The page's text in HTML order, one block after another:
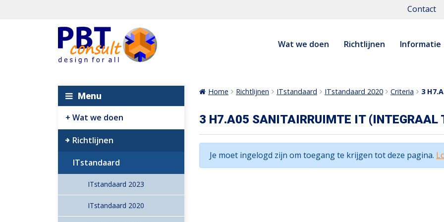
Contact
Wat we doen Richtlijnen Informatie
Menu
Wat we doen
Richtlijnen
ITstandaard
ITstandaard 2023
ITstandaard 2020
Home Richtlijnen ITstandaard ITstandaard 2020 Criteria 3
3 H7.A05 SANITAIRRUIMTE IT (INTEGRAAL
Je moet ingelogd zijn om toegang te krijgen tot deze pagina.